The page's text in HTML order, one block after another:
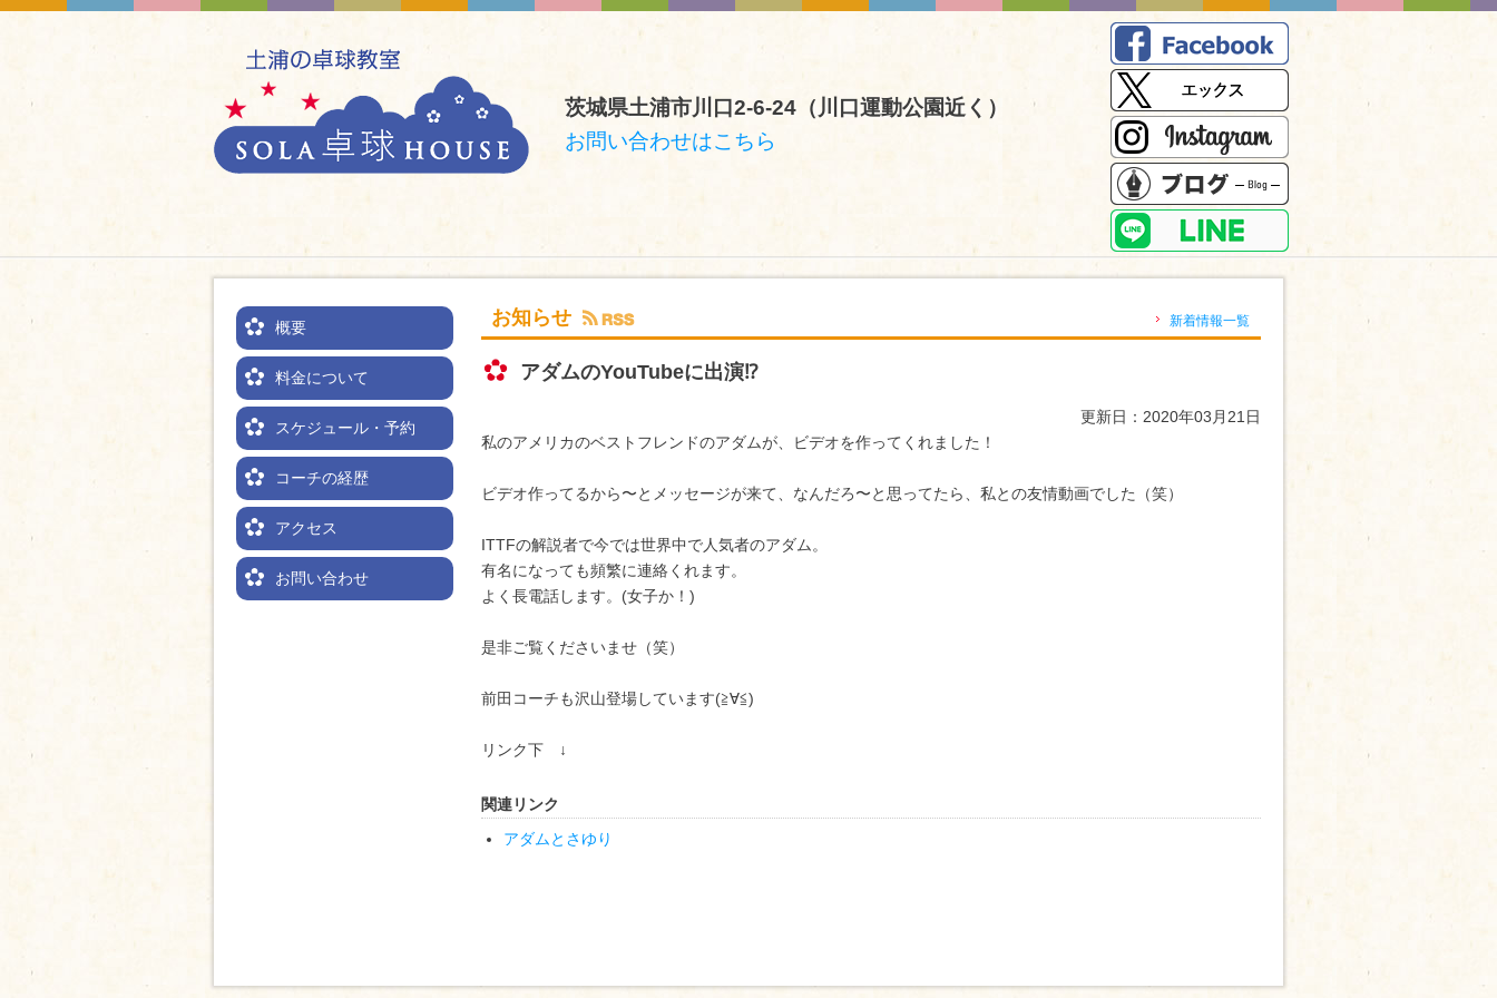
茨城県土浦市川口2-6-24（川口運動公園近く）
お問い合わせはこちら
概要
料金について
スケジュール・予約
コーチの経歴
アクセス
お問い合わせ
お知らせ 新着情報一覧
アダムのYouTubeに出演⁉︎
更新日：2020年03月21日
私のアメリカのベストフレンドのアダムが、ビデオを作ってくれました！
ビデオ作ってるから〜とメッセージが来て、なんだろ〜と思ってたら、私との友情動画でした（笑）
ITTFの解説者で今では世界中で人気者のアダム。
有名になっても頻繁に連絡くれます。
よく長電話します。(女子か！)
是非ご覧くださいませ（笑）
前田コーチも沢山登場しています(≧∀≦)
リンク下 ↓
関連リンク
アダムとさゆり